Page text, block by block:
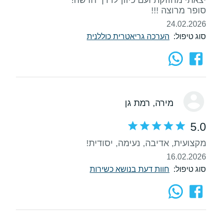
סופר מרוצה !!!
24.02.2026
סוג טיפול: הערכה גריאטרית כוללנית
מירה, רמת גן
5.0
מקצועית, אדיבה, נעימה, יסודית!
16.02.2026
סוג טיפול: חוות דעת בנושא כשירות